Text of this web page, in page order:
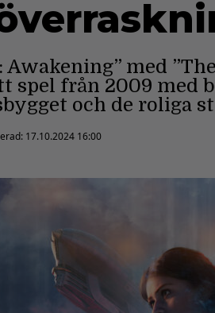
Awakening” med
spel från 2009 med
och de roliga
17.10.2024 16:00